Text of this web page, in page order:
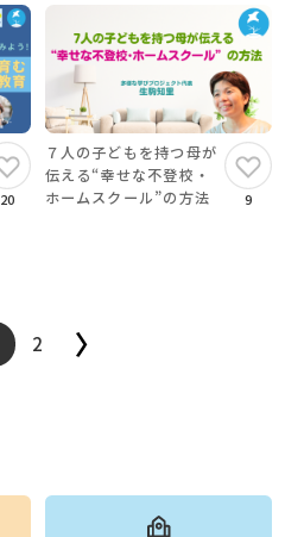
20
７人の子どもを持つ母が
伝える“幸せな不登校・
ホームスクール”の方法
9
の
2